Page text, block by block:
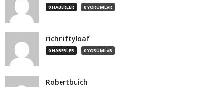
0 HABERLER 0 YORUMLAR
richniftyloaf
0 HABERLER 0 YORUMLAR
Robertbuich